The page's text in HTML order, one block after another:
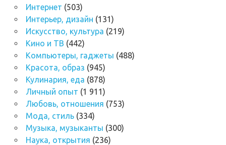
Интернет (503)
Интерьер, дизайн (131)
Искусство, культура (219)
Кино и ТВ (442)
Компьютеры, гаджеты (488)
Красота, образ (945)
Кулинария, еда (878)
Личный опыт (1 911)
Любовь, отношения (753)
Мода, стиль(334)
Музыка, музыканты (300)
Наука, открытия (236)